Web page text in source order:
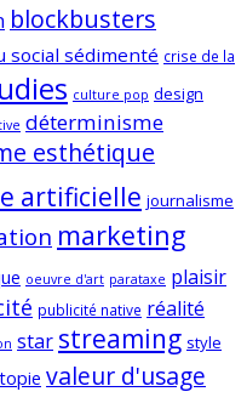
blockbusters
social sédimenté crise de la
culture pop design
déterminisme
esthétique
artificielle journalisme
marketing
oeuvre d'art parataxe plaisir
publicité native réalité
star streaming style
valeur d'usage